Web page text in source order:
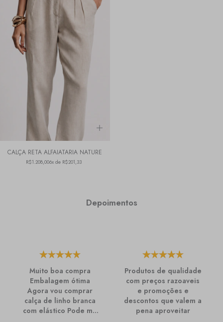
CALÇA RETA ALFAIATARIA NATURE
R$1.208,006x de R$201,33
Depoimentos
Muito boa compra
Embalagem ótima
Agora vou comprar
calça de linho branca
com elástico Pode me
Produtos de qualidade
com preços razoaveis
e promoções e
descontos que valem a
pena aproveitar